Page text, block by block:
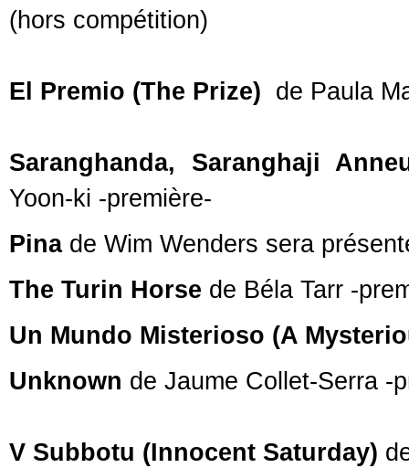
(hors compétition)
El Premio (The Prize) de Paula
Saranghanda, Saranghaji
Yoon-ki -première-
Pina de Wim Wenders sera
The Turin Horse de Béla Tarr -
Un Mundo Misterioso (A
Unknown de Jaume Collet-Serra -
V Subbotu (Innocent Saturday)